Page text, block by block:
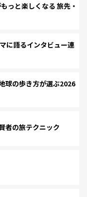
っと楽しくなる 旅先・
に語るインタビュー連
球の歩き方が選ぶ2026
者の旅テクニック